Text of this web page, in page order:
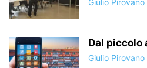
Dal piccolo
Giulio Pirovano